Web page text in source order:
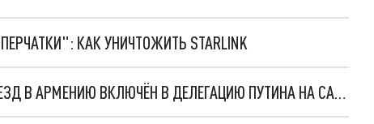
КАК УНИЧТОЖИТЬ STARLINK
ДЕПУТАТ ЗАТУЛИН С ЗАПРЕТОМ НА ВЪЕЗД В АРМЕНИЮ ВКЛЮЧЁН В ДЕЛЕГАЦИЮ ПУТИНА НА САММИТЕ ОДКБ В ЕРЕВАНЕ